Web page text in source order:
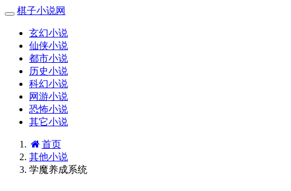
棋子小说网
玄幻小说
仙侠小说
都市小说
历史小说
科幻小说
网游小说
恐怖小说
其它小说
首页
其他小说
学魔养成系统